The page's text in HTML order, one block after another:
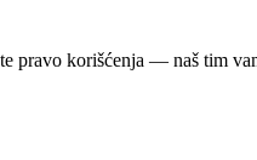
korišćenja — naš tim